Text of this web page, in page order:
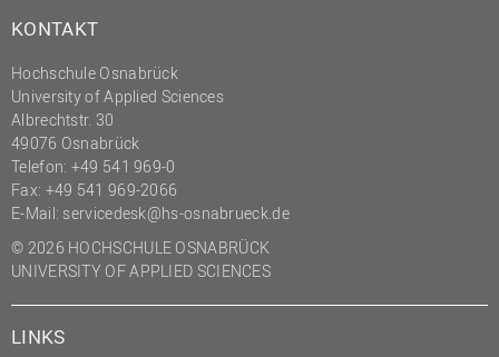
KONTAKT
Hochschule Osnabrück
University of Applied Sciences
Albrechtstr. 30
49076 Osnabrück
Telefon: +49 541 969-0
Fax: +49 541 969-2066
E-Mail: servicedesk@hs-osnabrueck.de
© 2026 HOCHSCHULE OSNABRÜCK
UNIVERSITY OF APPLIED SCIENCES
LINKS